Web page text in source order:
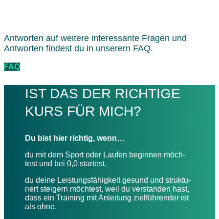
Antwor­ten auf weitere inter­es­sante Fragen und
Antwor­ten findest du in unse­rern FAQ.
FAQ
IST DAS DER RICH­TIGE
KURS FÜR MICH?
Du bist hier rich­tig, wenn…
du mit dem Sport oder Laufen begin­nen möch­
test und bei 0,0 startest.
du deine Leis­tungs­fä­hig­keit gesund und struk­tu­
riert stei­gern möch­test, weil du verstan­den hast,
dass ein Trai­ning mit Anlei­tung ziel­füh­ren­der ist
als ohne.